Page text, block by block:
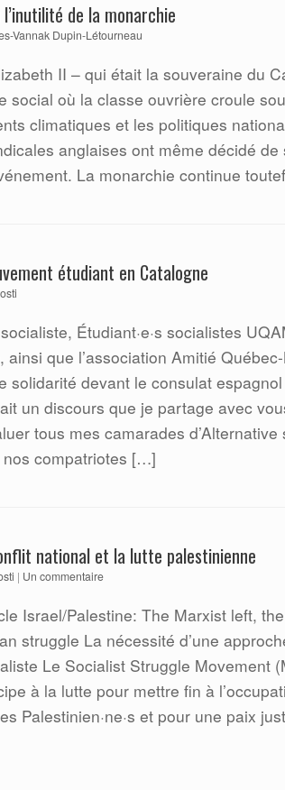
de la monarchie
Vannak Dupin-Létourneau
II – qui était la souveraine du
social où la classe ouvrière croule
climatiques et les politiques
anglaises ont même décidé de
La monarchie continue
étudiant en Catalogne
Étudiant·e·s socialistes
ainsi que l’association Amitié
solidarité devant le consulat
un discours que je partage avec
tous mes camarades
nos compatriotes […]
national et la lutte palestinienne
| Un commentaire
Israel/Palestine: The Marxist left,
struggle La nécessité d’une
Le Socialist Struggle Movement
à la lutte pour mettre fin à
Palestinien·ne·s et pour une paix